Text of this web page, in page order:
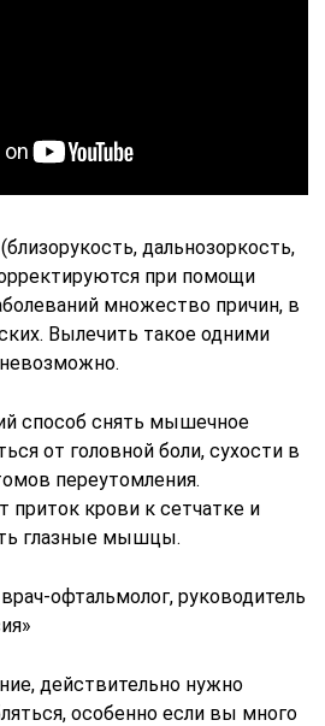
дальнозоркость,
при помощи
множество причин, в
Вылечить такое одними
способ снять мышечное
от головной боли, сухости в
переутомления.
приток крови к сетчатке и
глазные мышцы.
офтальмолог, руководитель
действительно нужно
особенно если вы много